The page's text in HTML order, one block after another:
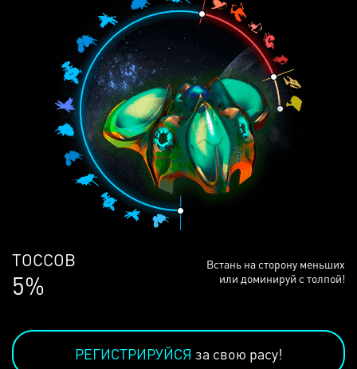
ЛЮДЕЙ
68%
Встань на сторону меньших
или доминируй с толпой!
РЕГИСТРИРУЙСЯ за свою расу!